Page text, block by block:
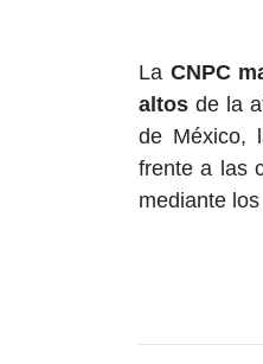
La CNPC
altos de la
de México,
frente a las
mediante los